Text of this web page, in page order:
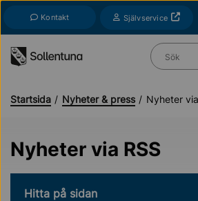
Kontakt SjälvserviceÖppnas i nytt
Vad söker
Startsida Nyheter & press Nyheter
Nyheter via RSS
Hitta på sidan